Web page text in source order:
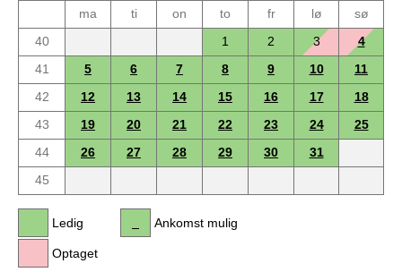
ma
ti on to fr lø
sø
40
1 2 3
4
41
5 6 7 8 9 10
11
42
12 13 14 15 16 17
18
43
19 20 21 22 23 24
25
44
26 27 28 29 30
31
45
Ledig
Optaget
Ankomst mulig